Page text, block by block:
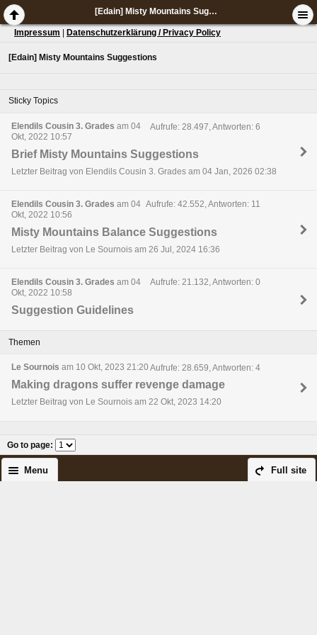
[Edain] Misty Mountains Suggestions
Impressum Datenschutzerklärung / Privacy Policy
[Edain] Misty Mountains Suggestions
Sticky Topics
Elendils Cousin 3. Grades am 04
Okt, 2022 10:57
Aufrufe: 28.497, Antworten: 6
Brief Misty Mountains Suggestions
Letzter Beitrag von Elendils Cousin 3. Grades am 04 Jan, 2026 02:38
Elendils Cousin 3. Grades am 04
Okt, 2022 10:56
Aufrufe: 42.552, Antworten: 11
Misty Mountains Balance Suggestions
Letzter Beitrag von Le Sournois am 26 Jul, 2024 16:36
Elendils Cousin 3. Grades am 04
Okt, 2022 10:58
Aufrufe: 21.132, Antworten: 0
Suggestion Guidelines
Themen
Le Sournois am 10 Okt, 2023 21:20 Aufrufe: 28.659, Antworten: 4
Making dragons suffer revenge damage
Letzter Beitrag von Le Sournois am 22 Okt, 2023 14:20
Go to page:
Full site
Menu